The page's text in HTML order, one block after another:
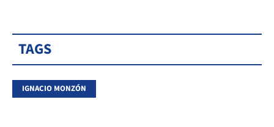
TAGS
IGNACIO MONZÓN